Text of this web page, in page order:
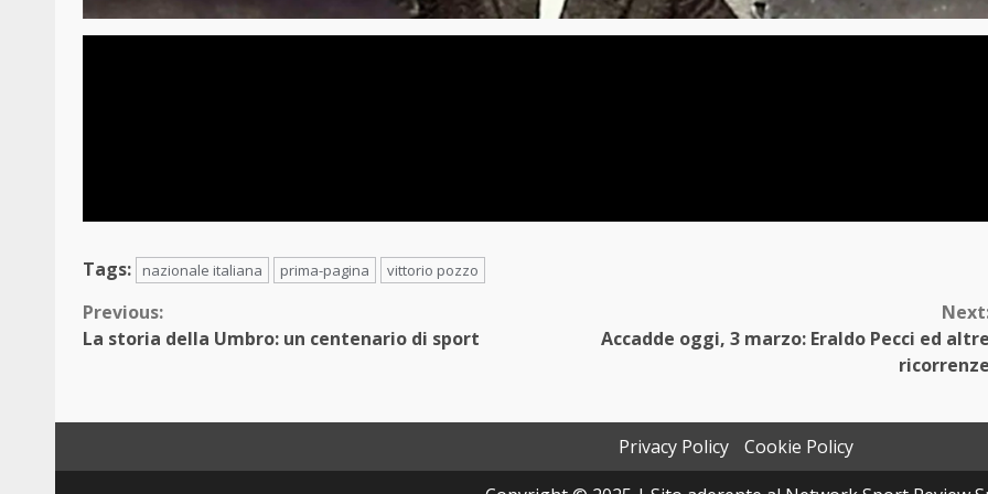
Tags: nazionale italiana prima-pagina vittorio pozzo
Continue
Previous:
La storia della Umbro: un centenario di sport
Accadde oggi, 3 marzo: Eraldo Pecci ed altre
ricorrenze
Privacy Policy
Cookie Policy